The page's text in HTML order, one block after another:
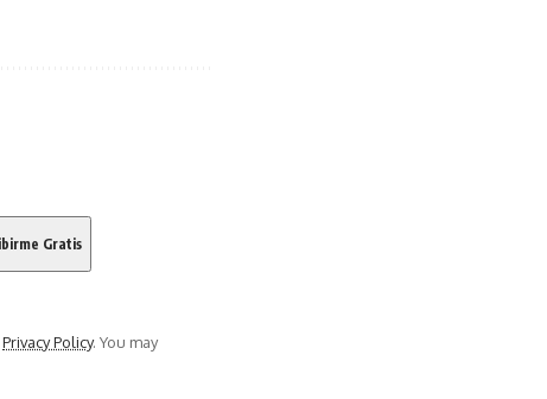
Privacy Policy. You may